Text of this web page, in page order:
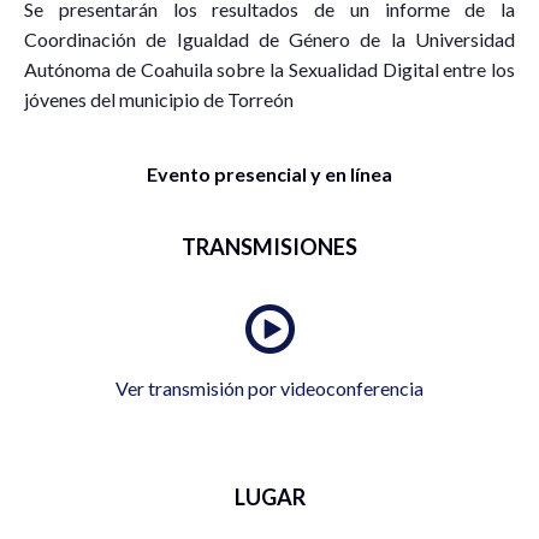
Se presentarán los resultados de un informe de la
Coordinación de Igualdad de Género de la Universidad
Autónoma de Coahuila sobre la Sexualidad Digital entre los
jóvenes del municipio de Torreón
Evento presencial y en línea
TRANSMISIONES
Ver transmisión por videoconferencia
LUGAR